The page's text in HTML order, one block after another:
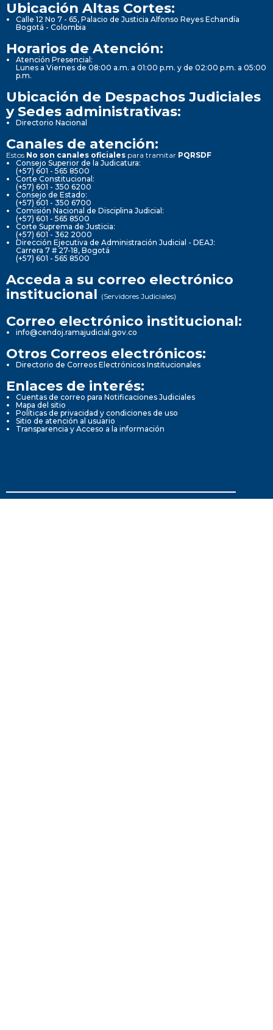
Ubicación Altas Cortes:
Calle 12 No 7 - 65, Palacio de Justicia Alfonso Reyes Echandía
Bogotá - Colombia
Horarios de Atención:
Atención Presencial:
Lunes a Viernes de 08:00 a.m. a 01:00 p.m. y de 02:00 p.m. a 05:00
p.m.
Ubicación de Despachos Judiciales
y Sedes administrativas:
Directorio Nacional
Canales de atención:
Estos No son canales oficiales para tramitar PQRSDF
Consejo Superior de la Judicatura:
(+57) 601 - 565 8500
Corte Constitucional:
(+57) 601 - 350 6200
Consejo de Estado:
(+57) 601 - 350 6700
Comisión Nacional de Disciplina Judicial:
(+57) 601 - 565 8500
Corte Suprema de Justicia:
(+57) 601 - 362 2000
Dirección Ejecutiva de Administración Judicial - DEAJ:
Carrera 7 # 27-18, Bogotá
(+57) 601 - 565 8500
Acceda a su correo electrónico
institucional (Servidores Judiciales)
Correo electrónico institucional:
info@cendoj.ramajudicial.gov.co
Otros Correos electrónicos:
Directorio de Correos Electrónicos Institucionales
Enlaces de interés:
Cuentas de correo para Notificaciones Judiciales
Mapa del sitio
Políticas de privacidad y condiciones de uso
Sitio de atención al usuario
Transparencia y Acceso a la información